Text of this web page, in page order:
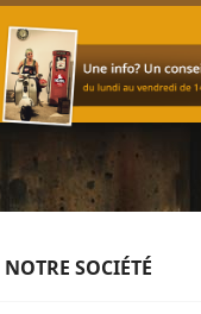
NOTRE SOCIÉTÉ